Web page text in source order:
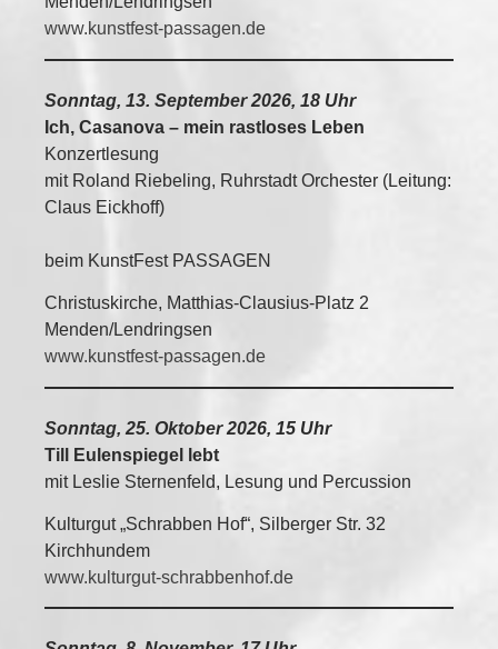
www.kunstfest-passagen.de
Sonntag, 13. September 2026, 18 Uhr
Ich, Casanova – mein rastloses Leben
Konzertlesung
mit Roland Riebeling, Ruhrstadt Orchester (Leitung:
Claus Eickhoff)
beim KunstFest PASSAGEN
Christuskirche, Matthias-Clausius-Platz 2
Menden/Lendringsen
www.kunstfest-passagen.de
Sonntag, 25. Oktober 2026, 15 Uhr
Till Eulenspiegel lebt
mit Leslie Sternenfeld, Lesung und Percussion
Kulturgut „Schrabben Hof“, Silberger Str. 32
Kirchhundem
www.kulturgut-schrabbenhof.de